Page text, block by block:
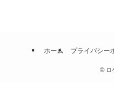
ホーム プライバシー
©ロ